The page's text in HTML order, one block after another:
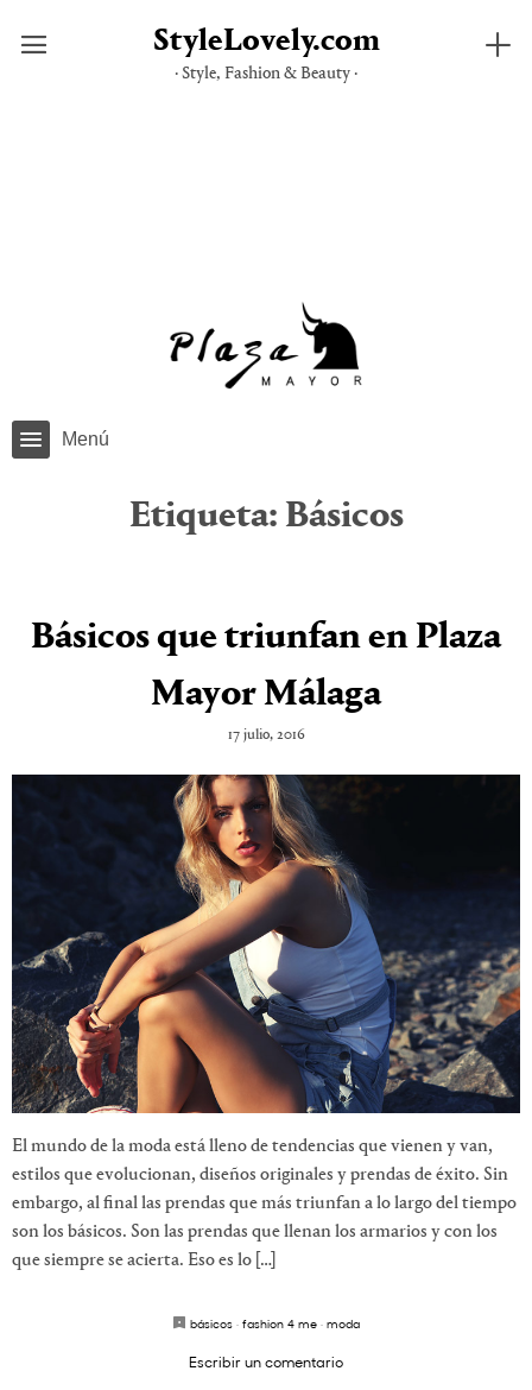
StyleLovely.com
· Style, Fashion & Beauty ·
Menú
Etiqueta: Básicos
Básicos que triunfan en Plaza
Mayor Málaga
17 julio, 2016
El mundo de la moda está lleno de tendencias que vienen y van,
estilos que evolucionan, diseños originales y prendas de éxito. Sin
embargo, al final las prendas que más triunfan a lo largo del tiempo
son los básicos. Son las prendas que llenan los armarios y con los
que siempre se acierta. Eso es lo […]
básicos · fashion 4 me · moda
Escribir un comentario